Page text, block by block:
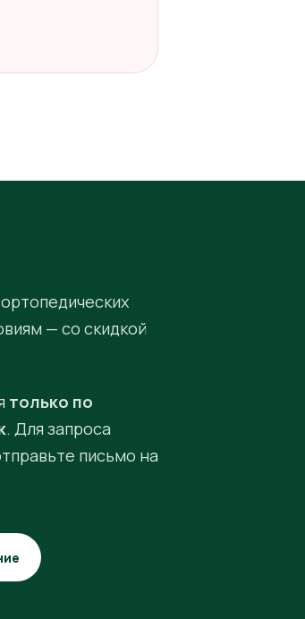
— со скидкой
только по
. Для запроса
письмо на